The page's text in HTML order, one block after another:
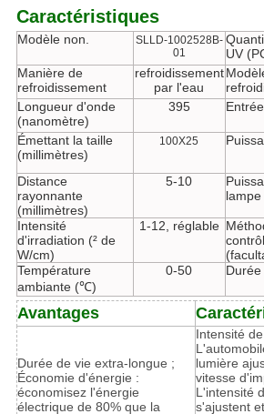
Caractéristiques
Modèle non.
SLLD-1002528B-
01
UV
Manière de
refroidissement
refroidissement
par l'eau
Longueur d'onde
(nanomètre)
395 Entrée
Émettant la taille
(millimètres)
100X25
Distance
rayonnante
(millimètres)
5-10
lampe
Intensité
d'irradiation (² de
W/cm)
1-12, réglable
Température
ambiante (℃)
0-50
Avantages
Durée de vie extra-longue ;
Économie d'énergie :
économisez l'énergie
électrique de 80% que la
Intensité
lumière
vitesse
L'intensité
s'ajustent